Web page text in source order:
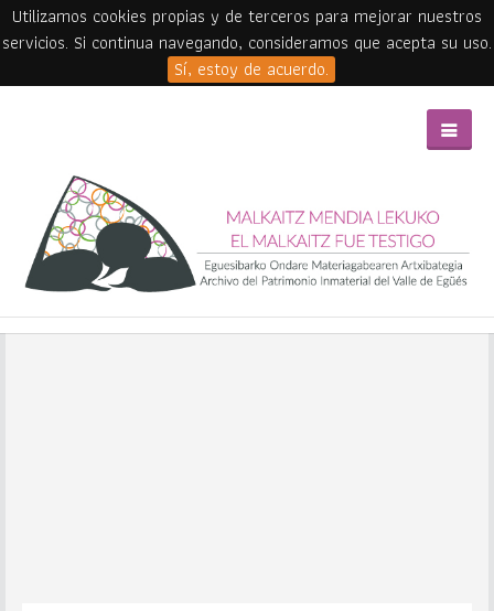
Utilizamos cookies propias y de terceros para mejorar nuestros
servicios. Si continua navegando, consideramos que acepta su uso.
Sí, estoy de acuerdo.